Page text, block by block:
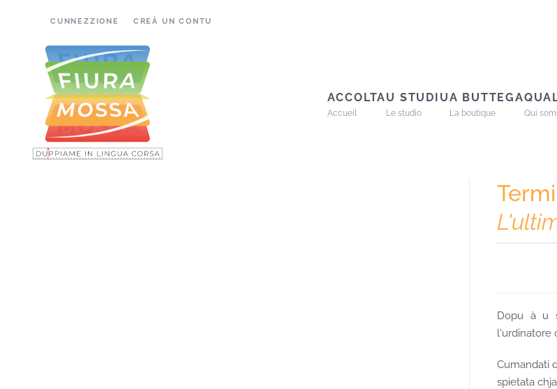
CUNNEZZIONE CREÀ UN CONTU
ACCOLTA
Accueil
U STUDIU
Le studio
A BUTTEGA
La boutique Qui
Dopu à u
l'urdinatore
Cumandati
spietata